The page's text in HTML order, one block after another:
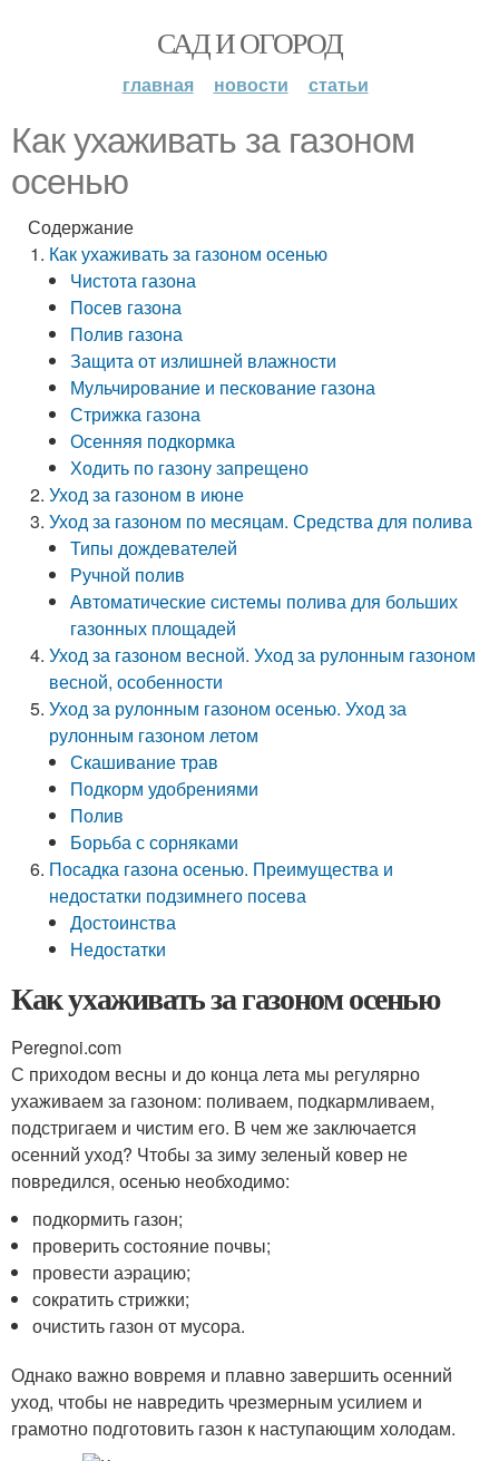
САД И ОГОРОД
главная новости статьи
Как ухаживать за газоном
осенью
Содержание
Как ухаживать за газоном осенью
Чистота газона
Посев газона
Полив газона
Защита от излишней влажности
Мульчирование и пескование газона
Стрижка газона
Осенняя подкормка
Ходить по газону запрещено
Уход за газоном в июне
Уход за газоном по месяцам. Средства для полива
Типы дождевателей
Ручной полив
Автоматические системы полива для больших
газонных площадей
Уход за газоном весной. Уход за рулонным газоном
весной, особенности
Уход за рулонным газоном осенью. Уход за
рулонным газоном летом
Скашивание трав
Подкорм удобрениями
Полив
Борьба с сорняками
Посадка газона осенью. Преимущества и
недостатки подзимнего посева
Достоинства
Недостатки
Как ухаживать за газоном осенью
Peregnoi.com
С приходом весны и до конца лета мы регулярно
ухаживаем за газоном: поливаем, подкармливаем,
подстригаем и чистим его. В чем же заключается
осенний уход? Чтобы за зиму зеленый ковер не
повредился, осенью необходимо:
подкормить газон;
проверить состояние почвы;
провести аэрацию;
сократить стрижки;
очистить газон от мусора.
Однако важно вовремя и плавно завершить осенний
уход, чтобы не навредить чрезмерным усилием и
грамотно подготовить газон к наступающим холодам.